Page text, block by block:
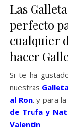
Las
perfecto
cualquier
hacer
Si te ha
nuestras
al Ron, y para la
de Trufa y
Valentín